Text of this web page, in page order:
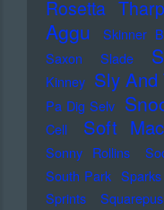
Rosetta
Aggu
Skinner
Saxon
Slade
Kinney Sly And
Pa Dig Selv
Cell
Soft
Sonny Rollins
South Park Sparks
Sprints